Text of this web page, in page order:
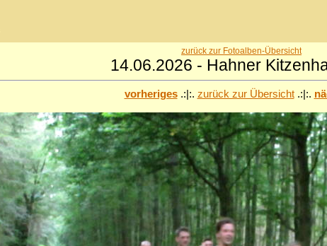
zurück zur Fotoalben-Übersicht
14.06.2026 - Hahner
vorheriges.:|:. zurück zur Übersicht.:|:.